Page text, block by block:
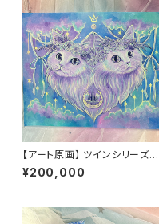
【アート原画】 ツインシリーズ
猫 ふたりで描く夢 1点もの
アクリル画 F12号
¥200,000